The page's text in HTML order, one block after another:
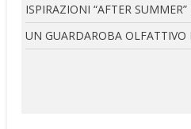
ISPIRAZIONI “AFTER SUMMER”
UN GUARDAROBA OLFATTIVO